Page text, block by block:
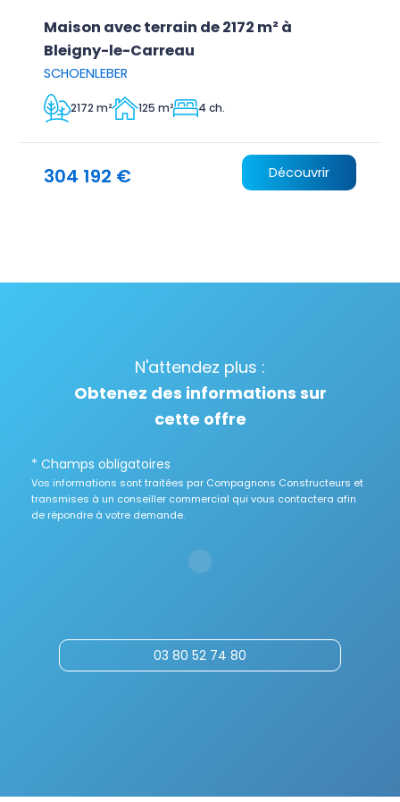
Maison avec terrain de 2172 m² à
Bleigny-le-Carreau
SCHOENLEBER
2172 m² 125 m² 4 ch.
304 192 € Découvrir
N'attendez plus :
Obtenez des informations sur
cette offre
* Champs obligatoires
Vos informations sont traitées par Compagnons Constructeurs et
transmises à un conseiller commercial qui vous contactera afin
de répondre à votre demande.
03 80 52 74 80